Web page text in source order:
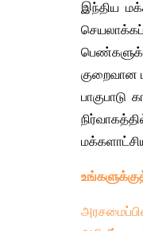
இந்திய
குறைவான
பாகுபாடு